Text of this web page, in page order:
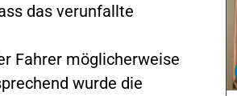
das verunfallte
Fahrer möglicherweise
wurde die